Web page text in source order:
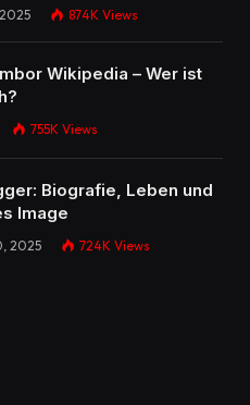
874K Views
Wikipedia – Wer ist
755K Views
Biografie, Leben und
Image
2025 724K Views